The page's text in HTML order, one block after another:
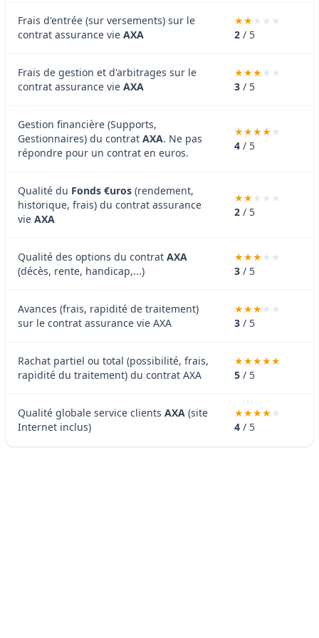
Frais d'entrée (sur versements) sur le
contrat assurance vie AXA 2 / 5
Frais de gestion et d'arbitrages sur le
contrat assurance vie AXA 3 / 5
Gestion financière (Supports,
Gestionnaires) du contrat AXA. Ne pas
répondre pour un contrat en euros.
4 / 5
Qualité du Fonds €uros (rendement,
historique, frais) du contrat assurance
vie AXA
2 / 5
Qualité des options du contrat AXA
(décès, rente, handicap,...)
3 / 5
Avances (frais, rapidité de traitement)
sur le contrat assurance vie AXA
3 / 5
Rachat partiel ou total (possibilité, frais,
rapidité du traitement) du contrat AXA
5 / 5
Qualité globale service clients AXA (site
Internet inclus)
4 / 5